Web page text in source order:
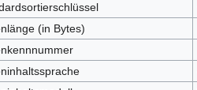
(in Bytes)